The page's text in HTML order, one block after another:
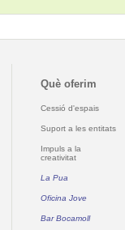
Què oferim
Cessió d'espais
Suport a les entitats
Impuls a la
creativitat
La Pua
Oficina Jove
Bar Bocamoll